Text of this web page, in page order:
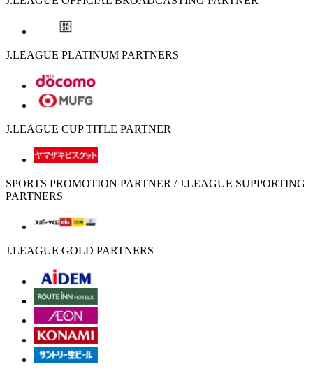
J.LEAGUE PLATINUM PARTNERS
J.LEAGUE CUP TITLE PARTNER
SPORTS PROMOTION PARTNER / J.LEAGUE SUPPORTING
PARTNERS
J.LEAGUE GOLD PARTNERS